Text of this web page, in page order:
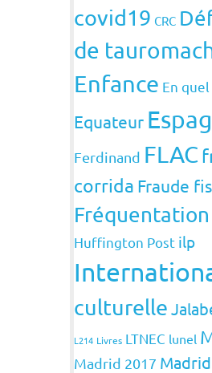
covid19 CRC
de
Enfance En
Equateur
Ferdinand FLAC
corrida Fraude
Fréquentation
Huffington Post ilp
culturelle
L214 Livres LTNEC lunel
Madrid 2017